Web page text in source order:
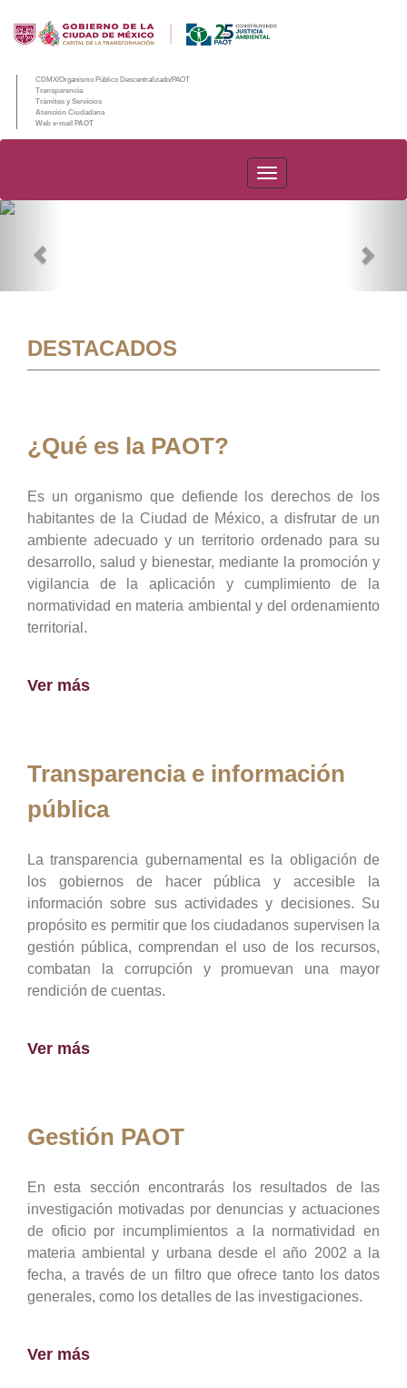
CDMX/Organismo Público Descentralizado/PAOT
Transparencia
Trámites y Servicios
Atención Ciudadana
Web e-mail PAOT
PAOT
DESTACADOS
¿Qué es la PAOT?
Es un organismo que defiende los derechos de los
habitantes de la Ciudad de México, a disfrutar de un
ambiente adecuado y un territorio ordenado para su
desarrollo, salud y bienestar, mediante la promoción y
vigilancia de la aplicación y cumplimiento de la
normatividad en materia ambiental y del ordenamiento
territorial.
Ver más
Transparencia e información
pública
La transparencia gubernamental es la obligación de
los gobiernos de hacer pública y accesible la
información sobre sus actividades y decisiones. Su
propósito es permitir que los ciudadanos supervisen la
gestión pública, comprendan el uso de los recursos,
combatan la corrupción y promuevan una mayor
rendición de cuentas.
Ver más
Gestión PAOT
En esta sección encontrarás los resultados de las
investigación motivadas por denuncias y actuaciones
de oficio por incumplimientos a la normatividad en
materia ambiental y urbana desde el año 2002 a la
fecha, a través de un filtro que ofrece tanto los datos
generales, como los detalles de las investigaciones.
Ver más